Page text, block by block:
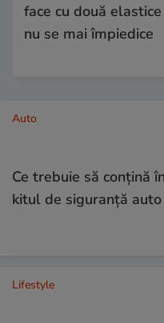
face cu două
nu se mai împiedice
Auto
Ce trebuie să conţină
kitul de siguranţă auto
Lifestyle